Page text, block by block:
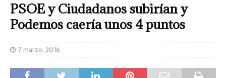
PSOE y Ciudadanos subirían y
Podemos caería unos 4 puntos
7 marzo, 2016